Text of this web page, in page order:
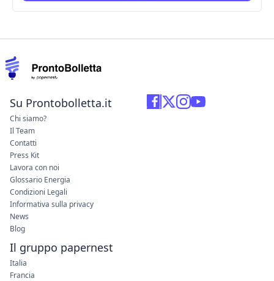
Su Prontobolletta.it
Chi siamo?
Il Team
Contatti
Press Kit
Lavora con noi
Glossario Energia
Condizioni Legali
Informativa sulla privacy
News
Blog
Il gruppo papernest
Italia
Francia